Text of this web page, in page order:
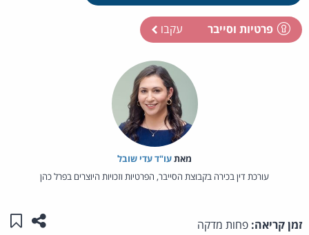
פרטיות וסייבר עקבו
מאת‏עו"ד עדי שובל
עורכת דין בכירה בקבוצת הסייבר, הפרטיות וזכויות היוצרים בפרל כהן
זמן קריאה: פחות מדקה שתפו